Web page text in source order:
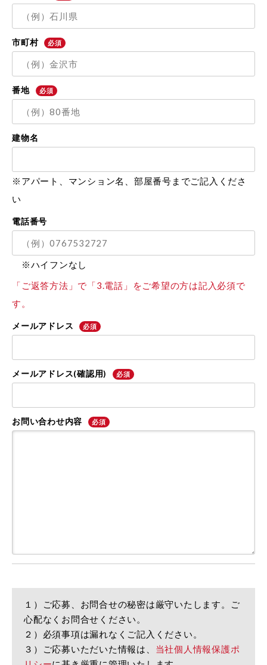
市町村 必須
番地 必須
建物名
※アパート、マンション名、部屋番号までご記入くださ
い
電話番号
※ハイフンなし
「ご返答方法」で「3.電話」をご希望の方は記入必須で
す。
メールアドレス 必須
メールアドレス(確認用) 必須
お問い合わせ内容 必須
１）ご応募、お問合せの秘密は厳守いたします。ご
心配なくお問合せください。
２）必須事項は漏れなくご記入ください。
３）ご応募いただいた情報は、 当社個人情報保護ポ